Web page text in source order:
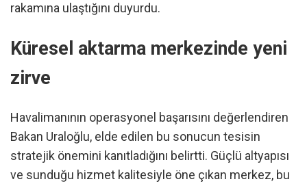
rakamına ulaştığını duyurdu.
Küresel aktarma merkezinde yeni
zirve
Havalimanının operasyonel başarısını değerlendiren
Bakan Uraloğlu, elde edilen bu sonucun tesisin
stratejik önemini kanıtladığını belirtti. Güçlü altyapısı
ve sunduğu hizmet kalitesiyle öne çıkan merkez, bu